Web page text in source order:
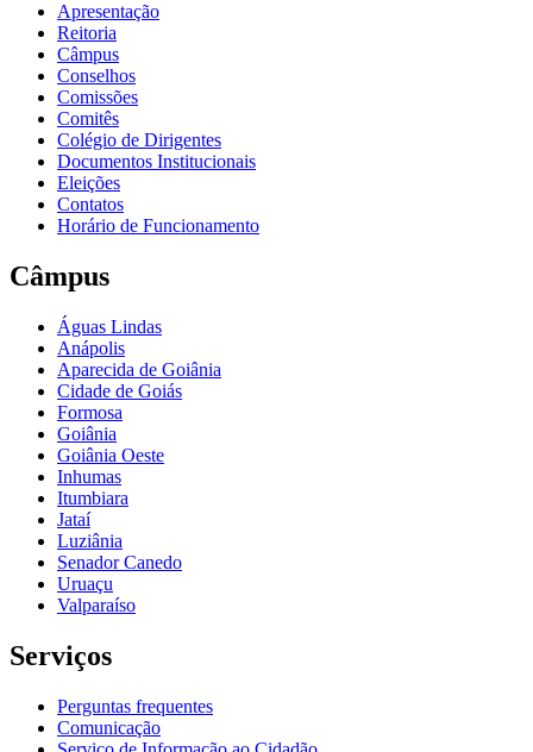
Apresentação
Reitoria
Câmpus
Conselhos
Comissões
Comitês
Colégio de Dirigentes
Documentos Institucionais
Eleições
Contatos
Horário de Funcionamento
Câmpus
Águas Lindas
Anápolis
Aparecida de Goiânia
Cidade de Goiás
Formosa
Goiânia
Goiânia Oeste
Inhumas
Itumbiara
Jataí
Luziânia
Senador Canedo
Uruaçu
Valparaíso
Serviços
Perguntas frequentes
Comunicação